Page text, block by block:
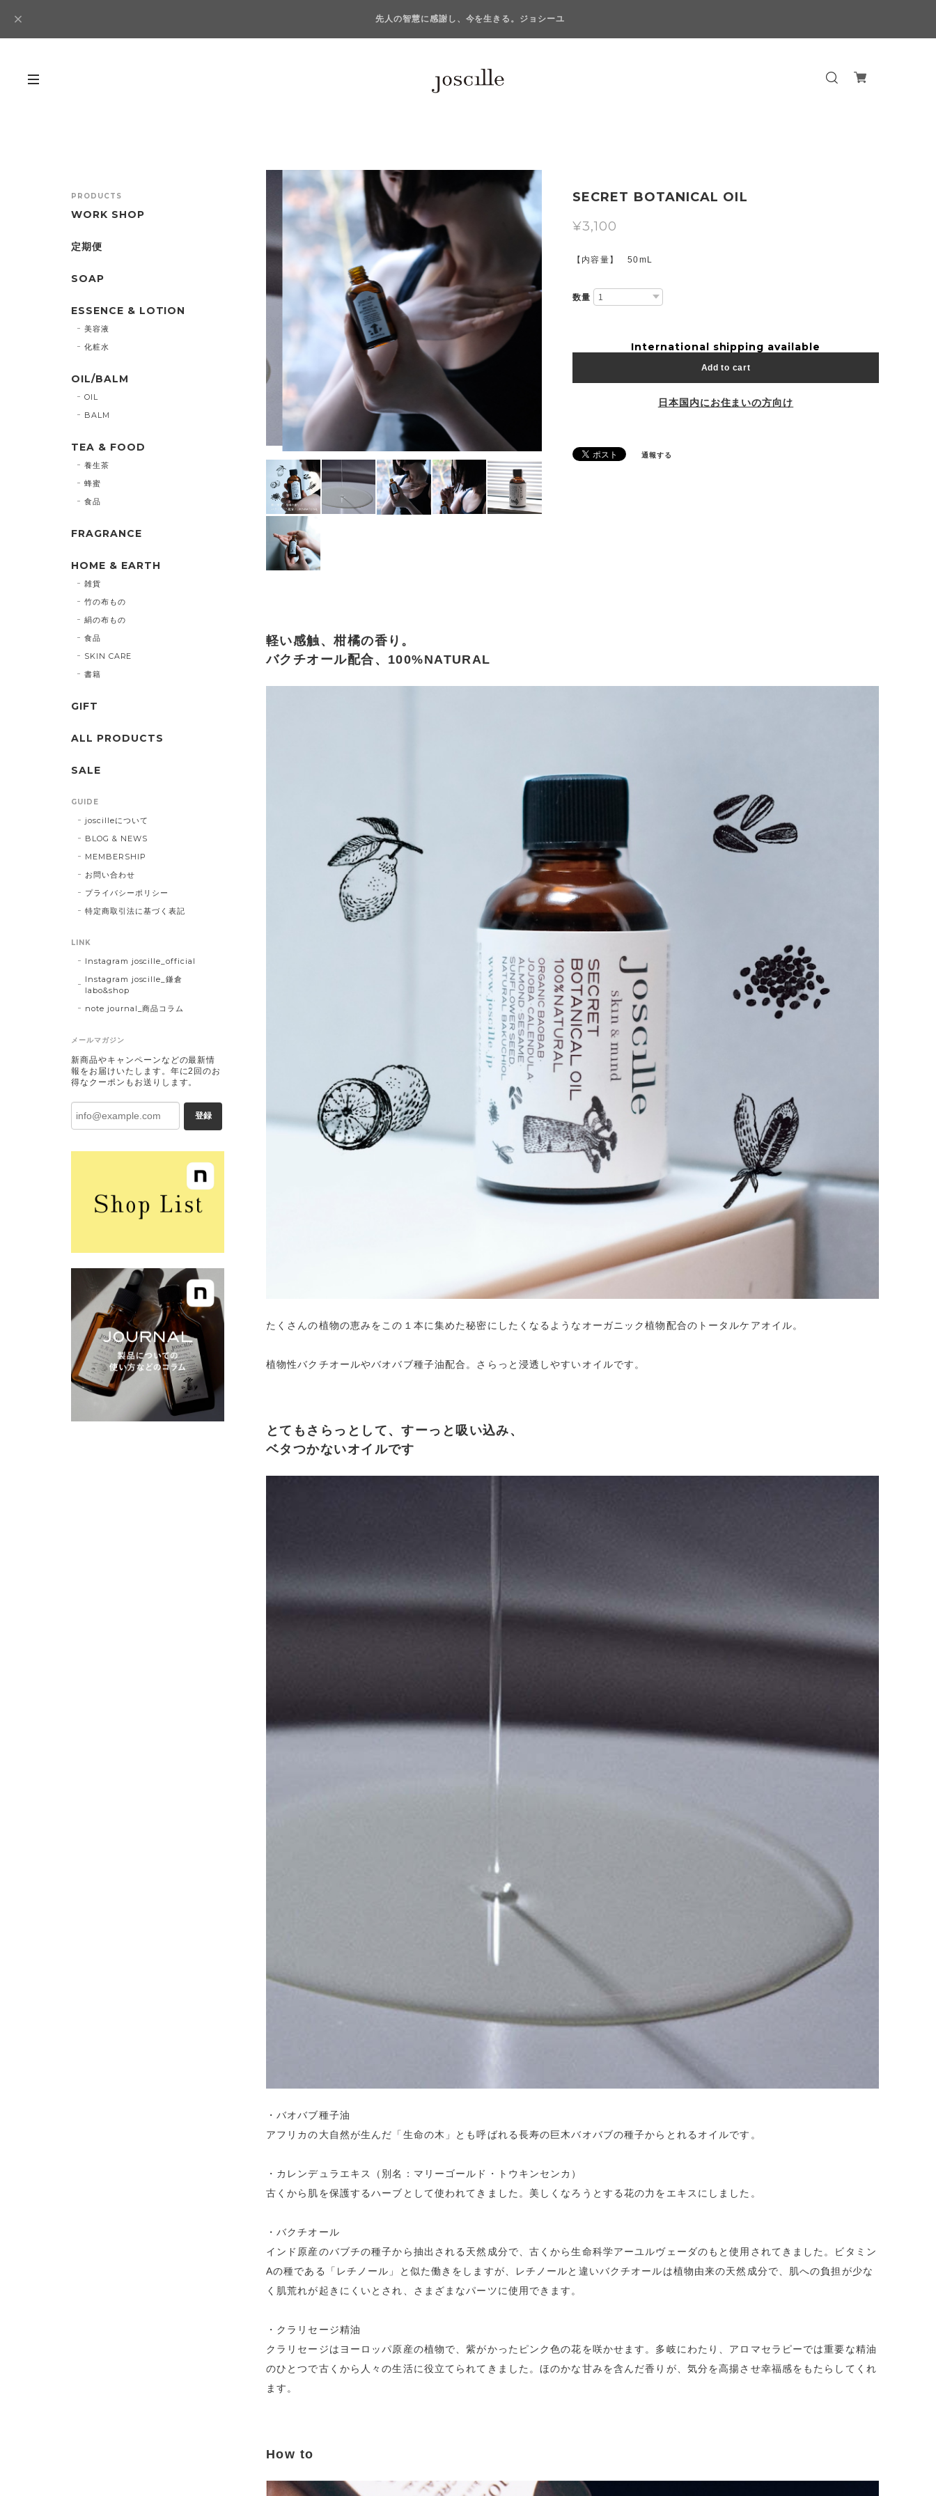
先人の智慧に感謝し、今を生きる。ジョシーユ
SECRET BOTANICAL OIL
¥3,100
【内容量】 50mL
数量
International shipping available
Add to cart
日本国内にお住まいの方向け
通報する
軽い感触、柑橘の香り。
バクチオール配合、100%NATURAL
たくさんの植物の恵みをこの１本に集めた秘密にしたくなるようなオーガニック植物配合のトータルケアオイル。
植物性バクチオールやバオバブ種子油配合。さらっと浸透しやすいオイルです。
とてもさらっとして、すーっと吸い込み、
ベタつかないオイルです
・バオバブ種子油
アフリカの大自然が生んだ「生命の木」とも呼ばれる長寿の巨木バオバブの種子からとれるオイルです。
・カレンデュラエキス（別名：マリーゴールド・トウキンセンカ）
古くから肌を保護するハーブとして使われてきました。美しくなろうとする花の力をエキスにしました。
・バクチオール
インド原産のバブチの種子から抽出される天然成分で、古くから生命科学アーユルヴェーダのもと使用されてきました。ビタミン
Aの種である「レチノール」と似た働きをしますが、レチノールと違いバクチオールは植物由来の天然成分で、肌への負担が少な
く肌荒れが起きにくいとされ、さまざまなパーツに使用できます。
・クラリセージ精油
クラリセージはヨーロッパ原産の植物で、紫がかったピンク色の花を咲かせます。多岐にわたり、アロマセラピーでは重要な精油
のひとつで古くから人々の生活に役立てられてきました。ほのかな甘みを含んだ香りが、気分を高揚させ幸福感をもたらしてくれ
ます。
How to
PRODUCTS
WORK SHOP
定期便
SOAP
ESSENCE & LOTION
美容液
化粧水
OIL/BALM
OIL
BALM
TEA & FOOD
養生茶
蜂蜜
食品
FRAGRANCE
HOME & EARTH
雑貨
竹の布もの
絹の布もの
食品
SKIN CARE
書籍
GIFT
ALL PRODUCTS
SALE
GUIDE
joscilleについて
BLOG & NEWS
MEMBERSHIP
お問い合わせ
プライバシーポリシー
特定商取引法に基づく表記
LINK
Instagram joscille_official
Instagram joscille_鎌倉
labo&shop
note journal_商品コラム
メールマガジン
新商品やキャンペーンなどの最新情
報をお届けいたします。年に2回のお
得なクーポンもお送りします。
登録